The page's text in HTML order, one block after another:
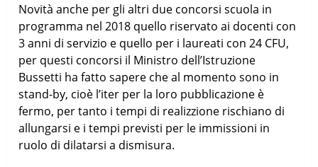
Novità anche per gli altri due concorsi scuola in
programma nel 2018 quello riservato ai docenti con
3 anni di servizio e quello per i laureati con 24 CFU,
per questi concorsi il Ministro dell’Istruzione
Bussetti ha fatto sapere che al momento sono in
stand-by, cioè l’iter per la loro pubblicazione è
fermo, per tanto i tempi di realizzione rischiano di
allungarsi e i tempi previsti per le immissioni in
ruolo di dilatarsi a dismisura.